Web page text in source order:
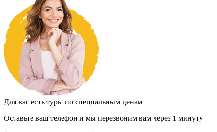
Для вас есть туры по специальным ценам
Оставьте ваш телефон и мы перезвоним вам через 1 минуту